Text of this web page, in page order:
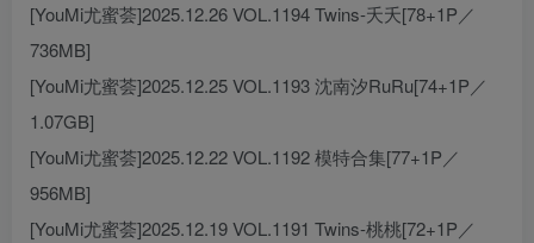
[YouMi尤蜜荟]2025.12.26 VOL.1194 Twins-夭夭[78+1P／
736MB]
[YouMi尤蜜荟]2025.12.25 VOL.1193 沈南汐RuRu[74+1P／
1.07GB]
[YouMi尤蜜荟]2025.12.22 VOL.1192 模特合集[77+1P／
956MB]
[YouMi尤蜜荟]2025.12.19 VOL.1191 Twins-桃桃[72+1P／